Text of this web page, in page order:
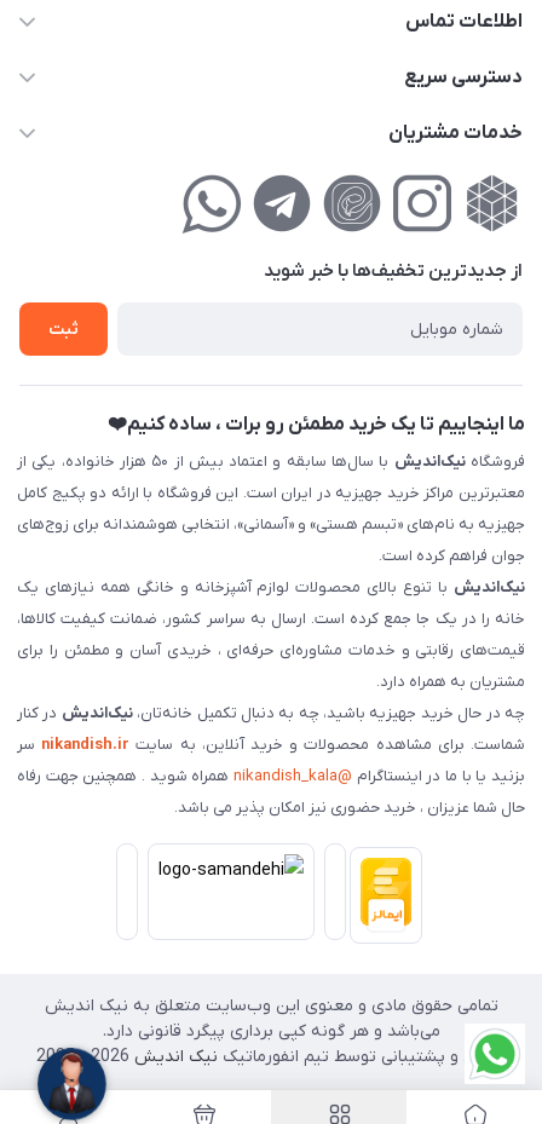
اطلاعات تماس
02177111474
کوچه گلریز 4 غربی ، پلاک 13
دسترسی سریع
حساب کاربری
لیست محصولات
خدمات مشتریان
راهنمای‌خرید‌آنلاین
حریم خصوصی
فروش‌اقساطی
از جدید‌ترین تخفیف‌ها با‌ خبر شوید
ثبت
ما اینجاییم تا یک خرید مطمئن رو برات ، ساده کنیم❤️
فروشگاهنیک‌اندیش
با سال‌ها سابقه و اعتماد بیش از ۵۰ هزار خانواده، یکی از
معتبرترین مراکز خرید جهیزیه در ایران است. این فروشگاه با ارائه دو پکیج کامل
جهیزیه به نام‌های «تبسم هستی» و «آسمانی»، انتخابی هوشمندانه برای زوج‌های
جوان فراهم کرده است.
نیک‌اندیش با تنوع بالای محصولات لوازم آشپزخانه و خانگی همه نیازهای یک
خانه را در یک جا جمع کرده است. ارسال به سراسر کشور، ضمانت کیفیت کالاها،
قیمت‌های رقابتی و خدمات مشاوره‌ای حرفه‌ای ، خریدی آسان و مطمئن را برای
مشتریان به همراه دارد.
چه در حال خرید جهیزیه باشید، چه به دنبال تکمیل خانه‌تان،نیک‌اندیش در کنار
شماست. برای مشاهده محصولات و خرید آنلاین، به سایت nikandish.ir سر
بزنید یا با ما در اینستاگرام @nikandish_kala
همراه شوید . همچنین جهت رفاه
حال شما عزیزان ، خرید حضوری نیز امکان پذیر می باشد.
تمامی حقوق مادی و معنوی این وب‌سایت متعلق به نیک اندیش
می‌باشد و هر گونه کپی برداری پیگرد قانونی دارد.
طراحی و پشتیبانی توسط تیم انفورماتیک نیک اندیش 2026 - 2025